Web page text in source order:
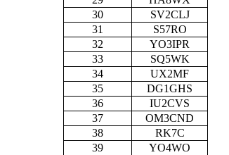
30
SV2CLJ
31
S57RO
32
YO3IPR
33
SQ5WK
34
UX2MF
35
DG1GHS
36
IU2CVS
37
OM3CND
38
RK7C
39
YO4WO